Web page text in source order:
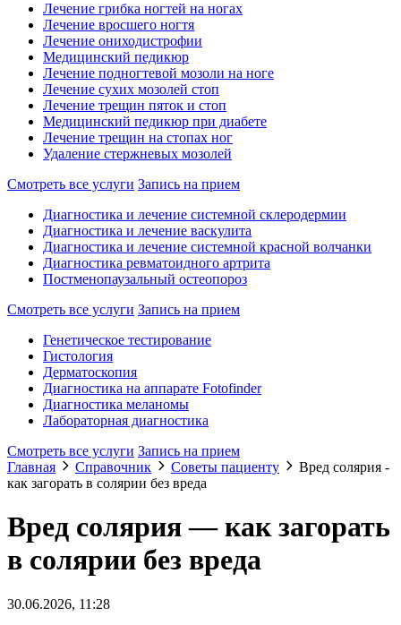
Лечение грибка ногтей на ногах
Лечение вросшего ногтя
Лечение ониходистрофии
Медицинский педикюр
Лечение подногтевой мозоли на ноге
Лечение сухих мозолей стоп
Лечение трещин пяток и стоп
Медицинский педикюр при диабете
Лечение трещин на стопах ног
Удаление стержневых мозолей
Смотреть все услуги Запись на прием
Диагностика и лечение системной склеродермии
Диагностика и лечение васкулита
Диагностика и лечение системной красной волчанки
Диагностика ревматоидного артрита
Постменопаузальный остеопороз
Смотреть все услуги Запись на прием
Генетическое тестирование
Гистология
Дерматоскопия
Диагностика на аппарате Fotofinder
Диагностика меланомы
Лабораторная диагностика
Смотреть все услуги Запись на прием
Главная
Справочник Советы пациенту
Вред солярия -
как загорать в солярии без вреда
Вред солярия — как загорать
в солярии без вреда
30.06.2026, 11:28